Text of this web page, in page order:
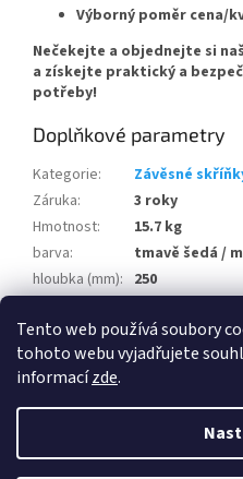
Tento web používá soubory
tohoto webu vyjadřujete
informacízde.
Výborný poměr cena/
Nečekejte a objednejte si
a získejte praktický a
potřeby!
Doplňkové parametry
Kategorie:
Závěsné
Záruka:
3 roky
Hmotnost:
15.7 kg
barva:
tmavě šedá /
hloubka (mm): 250
výška (mm): 600